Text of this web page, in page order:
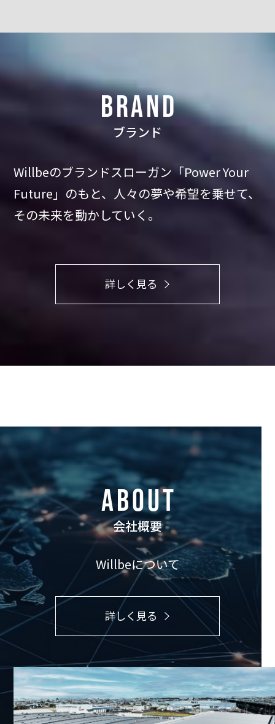
BRAND
ブランド
Willbeのブランドスローガン「Power Your
Future」のもと、 人々の夢や希望を乗せて、
その未来を動かしていく。
詳しく見る
ABOUT
会社概要
Willbeについて
詳しく見る